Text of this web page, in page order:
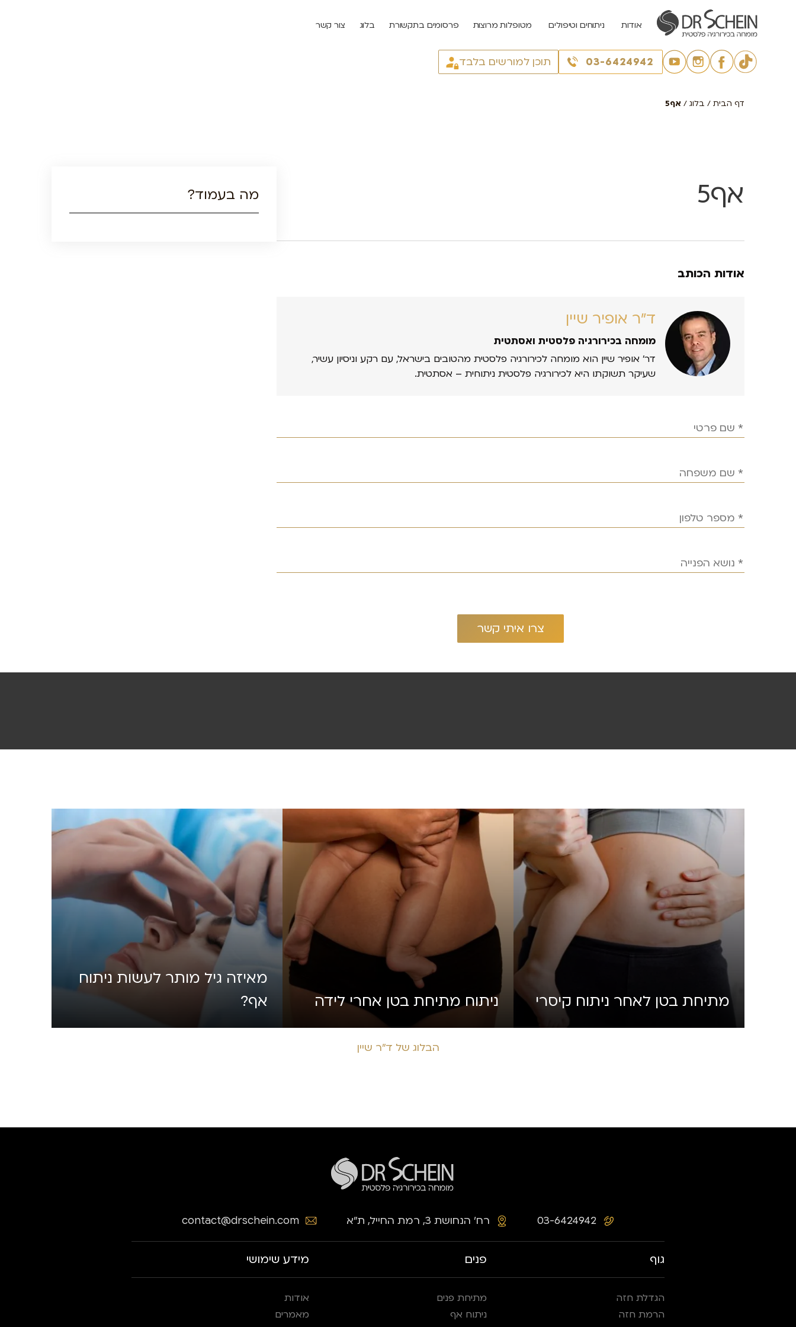
אודות ניתוחים וטיפולים מטופלות מרוצות פרסומים בתקשורת בלוג צור קשר
03-6424942 תוכן למורשים בלבד
דף הבית / בלוג / אף5
אף5
אודות הכותב
ד״ר אופיר שיין
מומחה בכירורגיה פלסטית ואסתטית
דר’ אופיר שיין הוא מומחה לכירורגיה פלסטית מהטובים בישראל, עם רקע וניסיון עשיר,
שעיקר תשוקתו היא לכירורגיה פלסטית ניתוחית – אסתטית.
מה בעמוד?
מתיחת בטן לאחר ניתוח קיסרי ניתוח מתיחת בטן אחרי לידה
מאיזה גיל מותר לעשות ניתוח
אף?
הבלוג של ד״ר שיין
03-6424942 רח׳ הנחושת 3, רמת החייל, ת״א contact@drschein.com
גוף
הגדלת חזה
הרמת חזה
פנים
מתיחת פנים
ניתוח אף
מידע שימושי
אודות
מאמרים